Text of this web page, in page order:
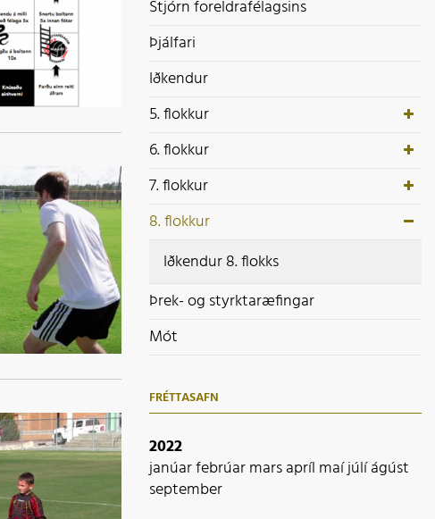
Mót
Stjórn foreldrafélagsins
Þjálfari
Iðkendur
5. flokkur
6. flokkur
7. flokkur
8. flokkur
Iðkendur 8. flokks
Þrek- og styrktaræfingar
Mót
FRÉTTASAFN
2022
janúarfebrúarmarsapríl maíjúlíágúst
september